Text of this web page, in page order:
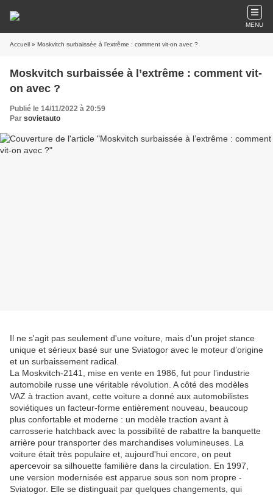
MENU
Accueil » Moskvitch surbaissée à l’extrême : comment vit-on avec ?
Moskvitch surbaissée à l’extrême : comment vit-
on avec ?
Publié le 14/11/2022 à 20:59
Par sovietauto
Il ne s'agit pas seulement d'une voiture, mais d'un projet stance
unique et sérieux basé sur une Sviatogor avec le moteur d’origine
et un surbaissement radical.
La Moskvitch-2141, mise en vente en 1986, fut pour l’industrie
automobile russe une véritable révolution. A côté des modèles
VAZ à traction avant, cette voiture a donné aux automobilistes
soviétiques un facteur-forme entièrement nouveau, beaucoup
plus confortable et moderne : un modèle traction avant à
carrosserie hatchback avec la possibilité de rabattre la banquette
arrière pour transporter des marchandises volumineuses. La
voiture était très populaire et, aujourd'hui encore, on peut
apercevoir sa silhouette familière dans la circulation. En 1997,
une version modernisée est apparue sous son nom propre -
Sviatogor. Elle se distinguait par quelques changements, qui